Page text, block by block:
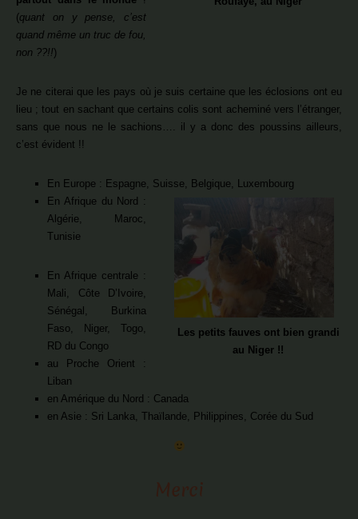
(quant on y pense, c’est
quand même un truc de fou,
non ??!!)
Je ne citerai que les pays où je suis certaine que les éclosions ont eu
lieu ; tout en sachant que certains colis sont acheminé vers l’étranger,
sans que nous ne le sachions…. il y a donc des poussins ailleurs,
c’est évident !!
En Europe : Espagne, Suisse, Belgique, Luxembourg
Les petits fauves ont bien grandi
au Niger !!
En Afrique du Nord :
Algérie, Maroc,
Tunisie
En Afrique centrale :
Mali, Côte D’Ivoire,
Sénégal, Burkina
Faso, Niger, Togo,
RD du Congo
au Proche Orient :
Liban
en Amérique du Nord : Canada
en Asie : Sri Lanka, Thaïlande, Philippines, Corée du Sud